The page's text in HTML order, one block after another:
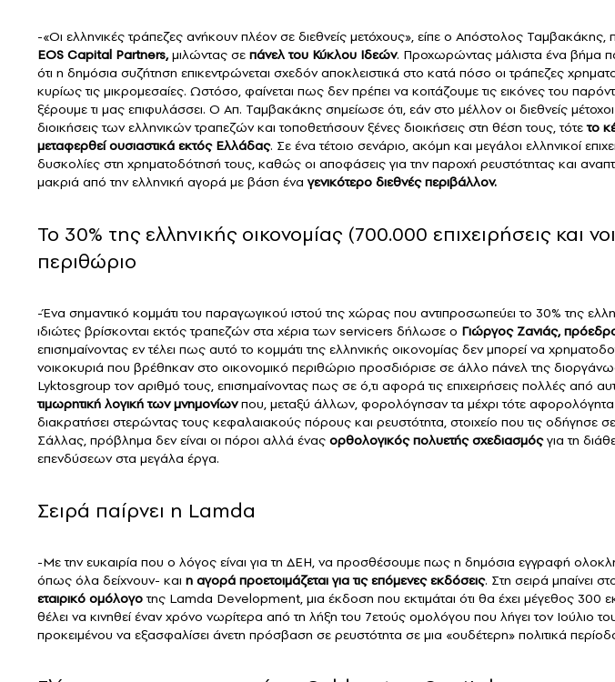
-«Οι ελληνικές τράπεζες ανήκουν πλέον σε διεθνείς μετόχους», είπε ο Απόστολος
EOS Capital Partners,μιλώντας σε πάνελ του Κύκλου Ιδεών. Προχωρώντας μάλιστα ένα βήμα
ότι η δημόσια συζήτηση επικεντρώνεται σχεδόν αποκλειστικά στο κατά πόσο οι τράπεζες
κυρίως τις μικρομεσαίες. Ωστόσο, φαίνεται πως δεν πρέπει να κοιτάζουμε τις εικόνες του
ξέρουμε τι μας επιφυλάσσει. Ο Απ. Ταμβακάκης σημείωσε ότι, εάν στο μέλλον οι διεθνείς
διοικήσεις των ελληνικών τραπεζών και τοποθετήσουν ξένες διοικήσεις στη θέση τους, τότετο
μεταφερθεί ουσιαστικά εκτός Ελλάδας. Σε ένα τέτοιο σενάριο, ακόμη και μεγάλοι ελληνικοί
δυσκολίες στη χρηματοδότησή τους, καθώς οι αποφάσεις για την παροχή ρευστότητας και
μακριά από την ελληνική αγορά με βάση ένα γενικότερο διεθνές περιβάλλον.
Το 30% της ελληνικής οικονομίας (700.000 επιχειρήσεις και
περιθώριο
-Ένα σημαντικό κομμάτι του παραγωγικού ιστού της χώρας που αντιπροσωπεύει το 30% της
ιδιώτες βρίσκονται εκτός τραπεζών στα χέρια των servicers δήλωσε ο Γιώργος Ζανιάς,
επισημαίνοντας εν τέλει πως αυτό το κομμάτι της ελληνικής οικονομίας δεν μπορεί να
νοικοκυριά που βρέθηκαν στο οικονομικό περιθώριο προσδιόρισε σε άλλο πάνελ της
Lyktosgroup τον αριθμό τους, επισημαίνοντας πως σε ό,τι αφορά τις επιχειρήσεις πολλές από
τιμωρητική λογική των μνημονίωνπου, μεταξύ άλλων, φορολόγησαν τα μέχρι τότε αφορολόγητα
διακρατήσει στερώντας τους κεφαλαιακούς πόρους και ρευστότητα, στοιχείο που τις οδήγησε
Σάλλας, πρόβλημα δεν είναι οι πόροι αλλά ένας ορθολογικός πολυετής σχεδιασμόςγια τη
επενδύσεων στα μεγάλα έργα.
Σειρά παίρνει η Lamda
-Με την ευκαιρία που ο λόγος είναι για τη ΔΕΗ, να προσθέσουμε πως η δημόσια εγγραφή
όπως όλα δείχνουν- και η αγορά προετοιμάζεται για τις επόμενες εκδόσεις. Στη σειρά μπαίνει
εταιρικό ομόλογοτης Lamda Development, μια έκδοση που εκτιμάται ότι θα έχει μέγεθος 300
θέλει να κινηθεί έναν χρόνο νωρίτερα από τη λήξη του 7ετούς ομολόγου που λήγει τον Ιούλιο
προκειμένου να εξασφαλίσει άνετη πρόσβαση σε ρευστότητα σε μια «ουδέτερη» πολιτικά